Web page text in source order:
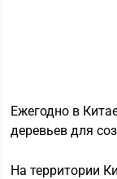
Ежегодно в
деревьев для
На территории